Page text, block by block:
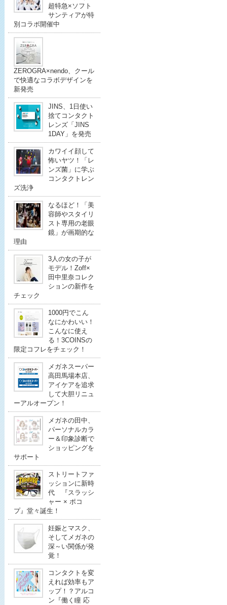
超特急×ソフト
サンティアが特
別コラボ開催中
ZEROGRA×nendo、クール
で快適なコラボデザインを
新発売
JINS、1日使い
捨てコンタクト
レンズ「JINS
1DAY」を発売
カワイイ顔して
怖いヤツ！「レ
ンズ菌」に学ぶ
コンタクトレン
ズ洗浄
なるほど！「美
容師やスタイリ
スト専用の老眼
鏡」が画期的な
理由
3人の女の子が
モデル！Zoff×
田中里奈コレク
ションの新作を
チェック
1000円でこん
なにかわいい！
こんなに使え
る！3COINSの
限定コフレをチェック！
メガネスーパー
高田馬場本店、
アイケアを追求
して大胆リニュ
ーアルオープン！
メガネの田中、
パーソナルカラ
ー＆印象診断で
ショッピングを
サポート
ストリートファ
ッションに新時
代 『スラッシ
ャー × ポコ
プ』堂々誕生！
妊娠とマスク、
そしてメガネの
深～い関係が発
覚！
コンタクトを変
えれば効率もア
ップ！？アルコ
ン『働く瞳 応